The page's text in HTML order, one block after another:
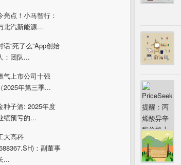
亮点！小马智行：
北汽新能源...
话“死了么”App创始
：团队...
气上市公司十强
（2025年第三季...
种子酒: 2025年度
绩预亏的...
大高科
：副董事
...